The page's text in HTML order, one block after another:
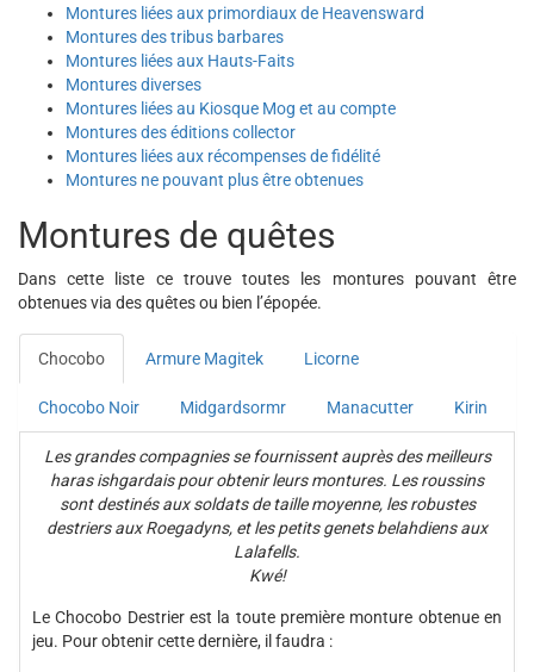
Montures liées aux primordiaux de Heavensward
Montures des tribus barbares
Montures liées aux Hauts-Faits
Montures diverses
Montures liées au Kiosque Mog et au compte
Montures des éditions collector
Montures liées aux récompenses de fidélité
Montures ne pouvant plus être obtenues
Montures de quêtes
Dans cette liste ce trouve toutes les montures pouvant être
obtenues via des quêtes ou bien l’épopée.
Chocobo Armure Magitek Licorne
Chocobo Noir Midgardsormr Manacutter Kirin
Les grandes compagnies se fournissent auprès des meilleurs
haras ishgardais pour obtenir leurs montures. Les roussins
sont destinés aux soldats de taille moyenne, les robustes
destriers aux Roegadyns, et les petits genets belahdiens aux
Lalafells.
Kwé!
Le Chocobo Destrier est la toute première monture obtenue en
jeu. Pour obtenir cette dernière, il faudra :